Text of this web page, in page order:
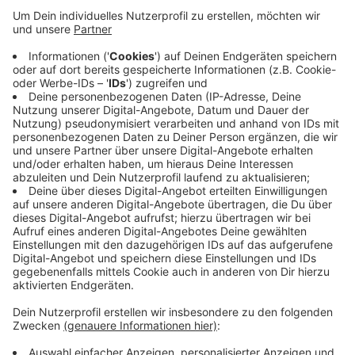
Veröffentlicht:Freitag, 14.02.2020 11:56
Anzeige
Die Polizei hatte mit mehreren Streifenwagen an
Plätzen gesucht, an denen sich der Vermisste gerne
aufhält. Auch ein Hubschrauber kam zum Einsatz. Am
Freitagnachmittag kam die Entwarnung: der 26-Jährige
ist wieder da.
Anzeige